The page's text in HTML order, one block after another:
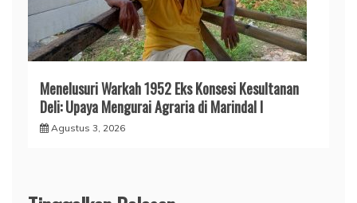
Menelusuri Warkah 1952 Eks Konsesi Kesultanan
Deli: Upaya Mengurai Agraria di Marindal I
Agustus 3, 2026